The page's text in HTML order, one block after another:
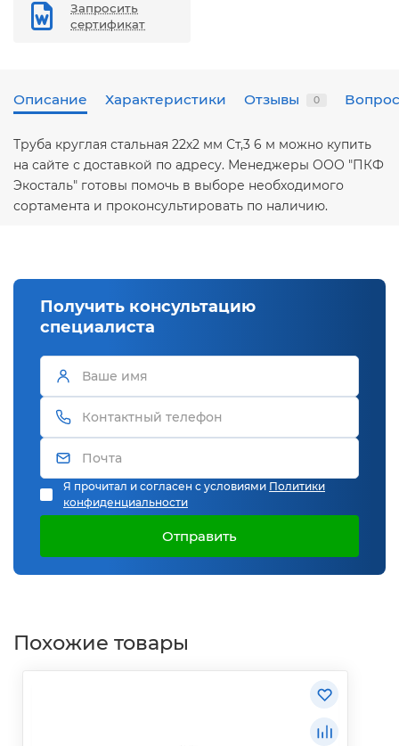
Запросить
сертификат
Описание Характеристики Отзывы 0
Труба круглая стальная 22х2 мм Ст,3 6 м можно купить
на сайте с доставкой по адресу. Менеджеры ООО "ПКФ
Экосталь" готовы помочь в выборе необходимого
сортамента и проконсультировать по наличию.
Получить консультацию
специалиста
Я прочитал и согласен с условиями Политики
конфиденциальности
Отправить
Похожие товары